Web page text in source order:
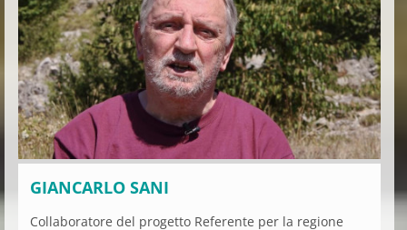
GIANCARLO SANI
Collaboratore del progetto Referente per la regione